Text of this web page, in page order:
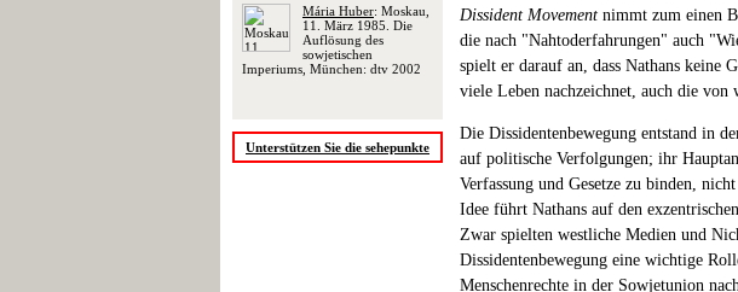
Mária Huber: Moskau,
11. März 1985. Die
Auflösung des
sowjetischen
Imperiums, München: dtv 2002
Unterstützen Sie die sehepunkte
Dissident Movement nimmt zum einen
die nach "Nahtoderfahrungen" auch
spielt er darauf an, dass Nathans keine
viele Leben nachzeichnet, auch die
Die Dissidentenbewegung entstand in
auf politische Verfolgungen; ihr
Verfassung und Gesetze zu binden,
Idee führt Nathans auf den
Zwar spielten westliche Medien und
Dissidentenbewegung eine wichtige
Menschenrechte in der Sowjetunion